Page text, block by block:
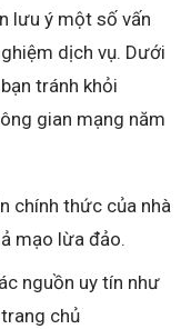
lưu ý một số vấn
dịch vụ. Dưới
tránh khỏi
gian mạng năm
chính thức của nhà
mạo lừa đảo.
nguồn uy tín như
chủ